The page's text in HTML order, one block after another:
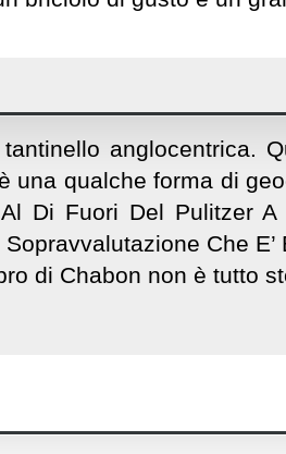
anglocentrica.
una qualche forma di
Di Fuori Del Pulitzer
Che E’
di Chabon non è tutto